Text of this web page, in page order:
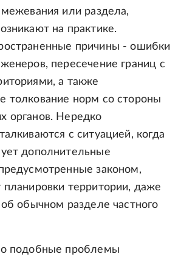
или раздела,
на практике.
причины - ошибки
пересечение границ с
а также
толкование норм со стороны
органов. Нередко
с ситуацией, когда
дополнительные
законом,
планировки территории, даже
обычном разделе частного
подобные проблемы